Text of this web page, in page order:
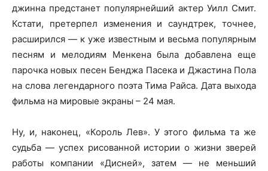
джинна предстанет популярнейший актер Уилл Смит.
Кстати, претерпел изменения и саундтрек, точнее,
расширился — к уже известным и весьма популярным
песням и мелодиям Менкена была добавлена еще
парочка новых песен Бенджа Пасека и Джастина Пола
на слова легендарного поэта Тима Райса. Дата выхода
фильма на мировые экраны – 24 мая.
Ну, и, наконец, «Король Лев». У этого фильма та же
судьба — успех рисованной истории о жизни зверей
работы компании «Дисней», затем — не меньший